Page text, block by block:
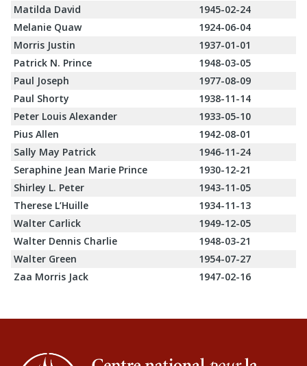
Matilda David
1945-02-24
Melanie Quaw
1924-06-04
Morris Justin
1937-01-01
Patrick N. Prince
1948-03-05
Paul Joseph
1977-08-09
Paul Shorty
1938-11-14
Peter Louis Alexander
1933-05-10
Pius Allen
1942-08-01
Sally May Patrick
1946-11-24
Seraphine Jean Marie Prince
1930-12-21
Shirley L. Peter
1943-11-05
Therese L’Huille
1934-11-13
Walter Carlick
1949-12-05
Walter Dennis Charlie
1948-03-21
Walter Green
1954-07-27
Zaa Morris Jack
1947-02-16